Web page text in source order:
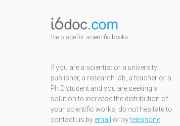
the place for scientific books
If you are a scientist or a university
publisher, a research lab, a teacher or a
Ph.D.student and you are seeking a
solution to increase the distribution of
your scientific works, do not hesitate to
contact us by email or bytelephone